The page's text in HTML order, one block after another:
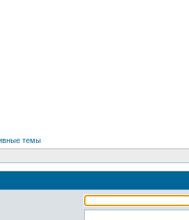
темы